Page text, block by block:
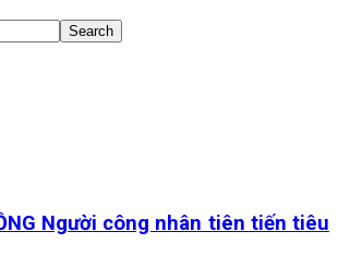
Người công nhân tiên tiến tiêu